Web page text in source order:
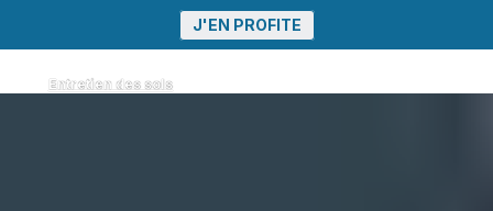
J'EN PROFITE
Entretien des sols